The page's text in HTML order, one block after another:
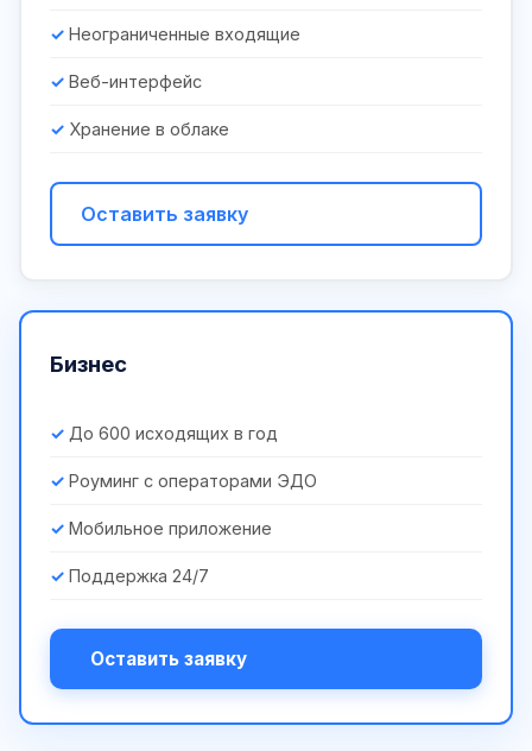
Неограниченные входящие
Веб-интерфейс
Хранение в облаке
Оставить заявку
Бизнес
До 600 исходящих в год
Роуминг с операторами ЭДО
Мобильное приложение
Поддержка 24/7
Оставить заявку